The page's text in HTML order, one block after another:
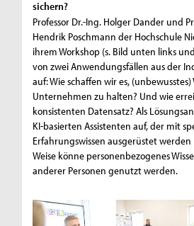
sichern?
Professor Dr.-Ing. Holger Dander und
Hendrik Poschmann der Hochschule
ihrem Workshop (s. Bild unten links
von zwei Anwendungsfällen aus der
auf: Wie schaffen wir es,
Unternehmen zu halten? Und wie
konsistenten Datensatz? Als
KI-basierten Assistenten auf, der mit
Erfahrungswissen ausgerüstet werden
Weise könne personenbezogenes
anderer Personen genutzt werden.